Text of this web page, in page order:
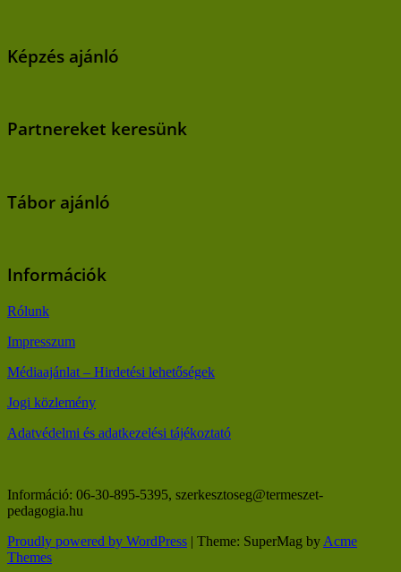
Képzés ajánló
Partnereket keresünk
Tábor ajánló
Információk
Rólunk
Impresszum
Médiaajánlat – Hirdetési lehetőségek
Jogi közlemény
Adatvédelmi és adatkezelési tájékoztató
Információ: 06-30-895-5395, szerkesztoseg@termeszet-
pedagogia.hu
Proudly powered by WordPress | Theme: SuperMag by Acme
Themes